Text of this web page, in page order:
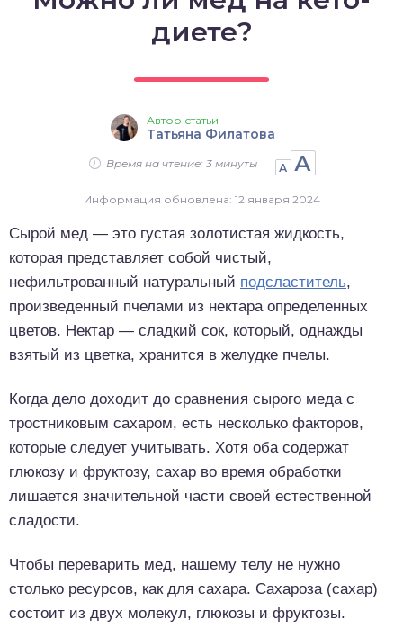
диете?
Автор статьи
Татьяна Филатова
Время на чтение: 3 минуты А А
Информация обновлена: 12 января 2024
Сырой мед — это густая золотистая жидкость,
которая представляет собой чистый,
нефильтрованный натуральный подсластитель,
произведенный пчелами из нектара определенных
цветов. Нектар — сладкий сок, который, однажды
взятый из цветка, хранится в желудке пчелы.
Когда дело доходит до сравнения сырого меда с
тростниковым сахаром, есть несколько факторов,
которые следует учитывать. Хотя оба содержат
глюкозу и фруктозу, сахар во время обработки
лишается значительной части своей естественной
сладости.
Чтобы переварить мед, нашему телу не нужно
столько ресурсов, как для сахара. Сахароза (сахар)
состоит из двух молекул, глюкозы и фруктозы.